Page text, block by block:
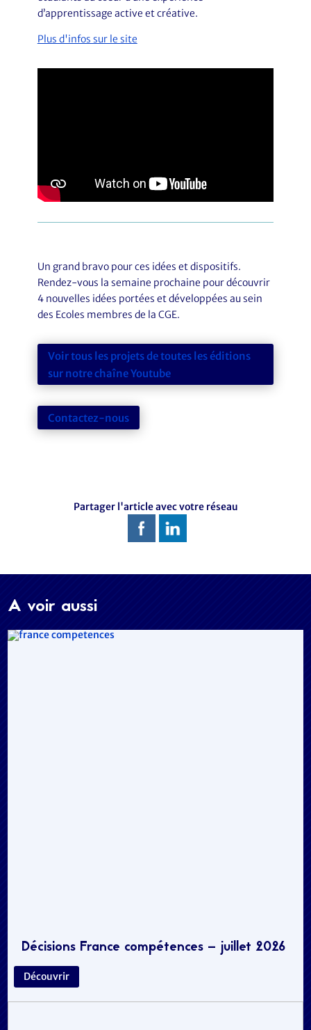
d’apprentissage active et créative.
Plus d'infos sur le site
Un grand bravo pour ces idées et dispositifs.
Rendez-vous la semaine prochaine pour découvrir
4 nouvelles idées portées et développées au sein
des Ecoles membres de la CGE.
Voir tous les projets de toutes les éditions
sur notre chaîne Youtube
Contactez-nous
Partager l'article avec votre réseau
A voir aussi
Décisions France compétences – juillet 2026
Découvrir